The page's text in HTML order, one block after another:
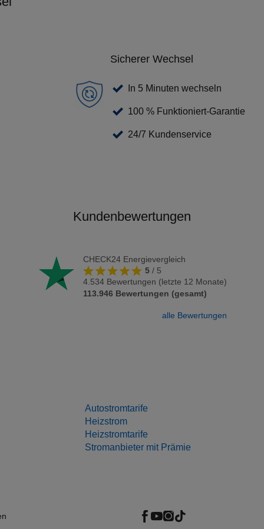
Sicherer Wechsel
In 5 Minuten wechseln
100 % Funktioniert-Garantie
24/7 Kundenservice
Kundenbewertungen
CHECK24 Energievergleich
5/ 5
4.534Bewertungen (letzte 12 Monate)
113.946 Bewertungen (gesamt)
alle Bewertungen
Autostromtarife
Heizstrom
Heizstromtarife
Stromanbieter mit Prämie